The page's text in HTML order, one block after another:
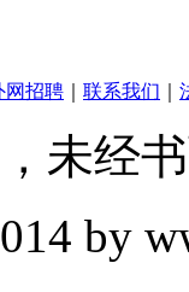
网招聘 联系我们
未经
by